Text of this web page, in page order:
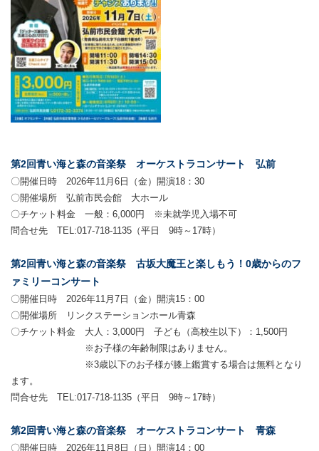
第2回青い海と森の音楽祭 オーケストラコンサート 弘前
〇開催日時 2026年11月6日（金）開演18：30
〇開催場所 弘前市民会館 大ホール
〇チケット料金 一般：6,000円 ※未就学児入場不可
問合せ先 TEL:017-718-1135（平日 9時～17時）
第2回青い海と森の音楽祭 古坂大魔王と楽しもう！0歳からのフ
ァミリーコンサート
〇開催日時 2026年11月7日（金）開演15：00
〇開催場所 リンクステーションホール青森
〇チケット料金 大人：3,000円 子ども（高校生以下）：1,500円
※お子様の年齢制限はありません。
※3歳以下のお子様が膝上鑑賞する場合は無料となり
ます。
問合せ先 TEL:017-718-1135（平日 9時～17時）
第2回青い海と森の音楽祭 オーケストラコンサート 青森
〇開催日時 2026年11月8日（日）開演14：00